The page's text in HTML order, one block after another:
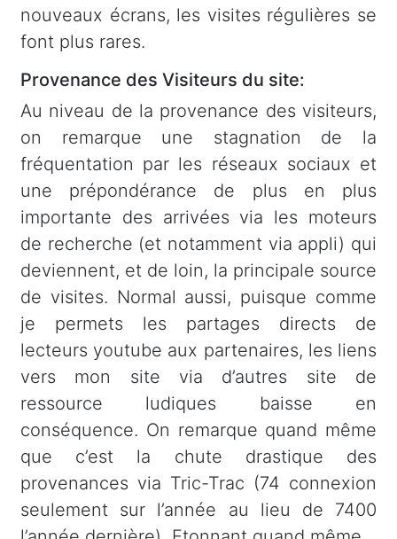
nouveaux écrans, les visites régulières se
font plus rares.
Provenance des Visiteurs du site:
Au niveau de la provenance des visiteurs,
on remarque une stagnation de la
fréquentation par les réseaux sociaux et
une prépondérance de plus en plus
importante des arrivées via les moteurs
de recherche (et notamment via appli) qui
deviennent, et de loin, la principale source
de visites. Normal aussi, puisque comme
je permets les partages directs de
lecteurs youtube aux partenaires, les liens
vers mon site via d’autres site de
ressource ludiques baisse en
conséquence. On remarque quand même
que c’est la chute drastique des
provenances via Tric-Trac (74 connexion
seulement sur l’année au lieu de 7400